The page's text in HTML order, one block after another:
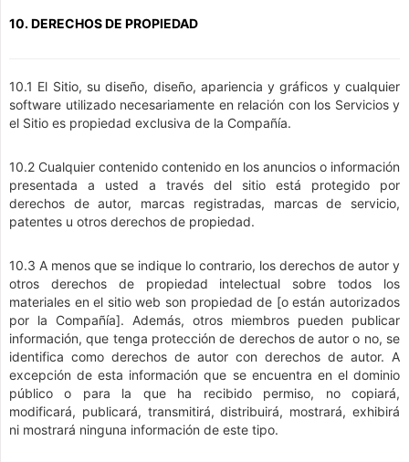
10. DERECHOS DE PROPIEDAD
10.1 El Sitio, su diseño, diseño, apariencia y gráficos y cualquier
software utilizado necesariamente en relación con los Servicios y
el Sitio es propiedad exclusiva de la Compañía.
10.2 Cualquier contenido contenido en los anuncios o información
presentada a usted a través del sitio está protegido por
derechos de autor, marcas registradas, marcas de servicio,
patentes u otros derechos de propiedad.
10.3 A menos que se indique lo contrario, los derechos de autor y
otros derechos de propiedad intelectual sobre todos los
materiales en el sitio web son propiedad de [o están autorizados
por la Compañía]. Además, otros miembros pueden publicar
información, que tenga protección de derechos de autor o no, se
identifica como derechos de autor con derechos de autor. A
excepción de esta información que se encuentra en el dominio
público o para la que ha recibido permiso, no copiará,
modificará, publicará, transmitirá, distribuirá, mostrará, exhibirá
ni mostrará ninguna información de este tipo.